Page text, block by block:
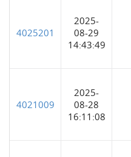
4025201
2025-
08-29
14:43:49
4021009
2025-
08-28
16:11:08